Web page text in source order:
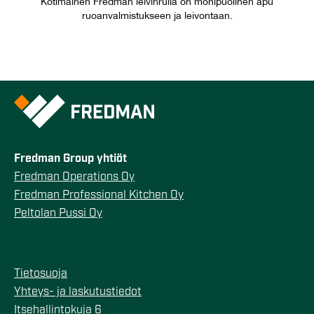
Kotimainen Fredman leivinrulla on monipuolinen apu
ruoanvalmistukseen ja leivontaan.
Fredman Group yhtiöt
Fredman Operations Oy
Fredman Professional Kitchen Oy
Peltolan Pussi Oy
Tietosuoja
Yhteys- ja laskutustiedot
Itsehallintokuja 6